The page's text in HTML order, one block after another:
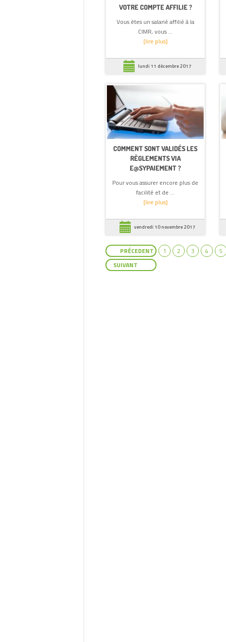
VOTRE COMPTE AFFILIE ?
Vous êtes un salarié affilié à la
CIMR, vous ...
[lire plus]
lundi 11 décembre 2017
COMMENT SONT VALIDÉS LES
RÈGLEMENTS VIA
E@SYPAIEMENT ?
Pour vous assurer encore plus de
facilité et de ...
[lire plus]
vendredi 10 novembre 2017
PRÉCEDENT 1 2 3 4 5
SUIVANT